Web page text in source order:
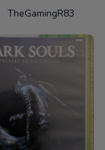
TheGamingR83